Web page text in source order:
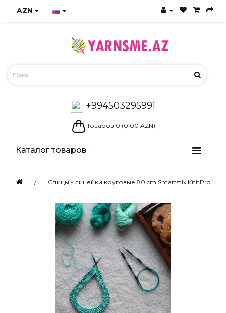
AZN
+994503295991
Товаров 0 (0.00 AZN)
Каталог товаров
Спицы - линейки круговые 80 cm Smartstix KnitPro